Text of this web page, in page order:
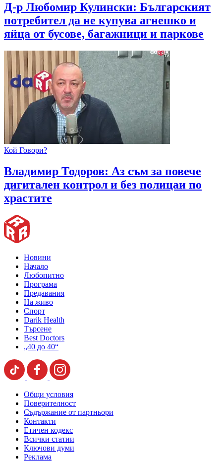
Д-р Любомир Кулински: Българският
потребител да не купува агнешко и
яйца от бусове, багажници и паркове
Кой Говори?
Владимир Тодоров: Аз съм за повече
дигитален контрол и без полицаи по
храстите
Новини
Начало
Любопитно
Програма
Предавания
На живо
Спорт
Darik Health
Търсене
Best Doctors
„40 до 40“
Общи условия
Поверителност
Съдържание от партньори
Контакти
Етичен кодекс
Всички статии
Ключови думи
Реклама